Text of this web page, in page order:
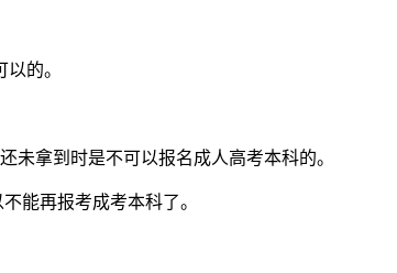
的。
未拿到时是不可以报名成人高考本科的。
能再报考成考本科了。